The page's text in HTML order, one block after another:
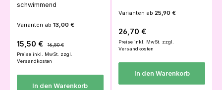
schwimmend
Varianten ab 13,00 €
Verkaufspreis:
15,50 €
16,50 €
Preise inkl. MwSt. zzgl.
Versandkosten
In den Warenkorb
Varianten ab 25,90 €
Regulärer Preis:
26,70 €
Preise inkl. MwSt. zzgl.
Versandkosten
In den Warenkorb